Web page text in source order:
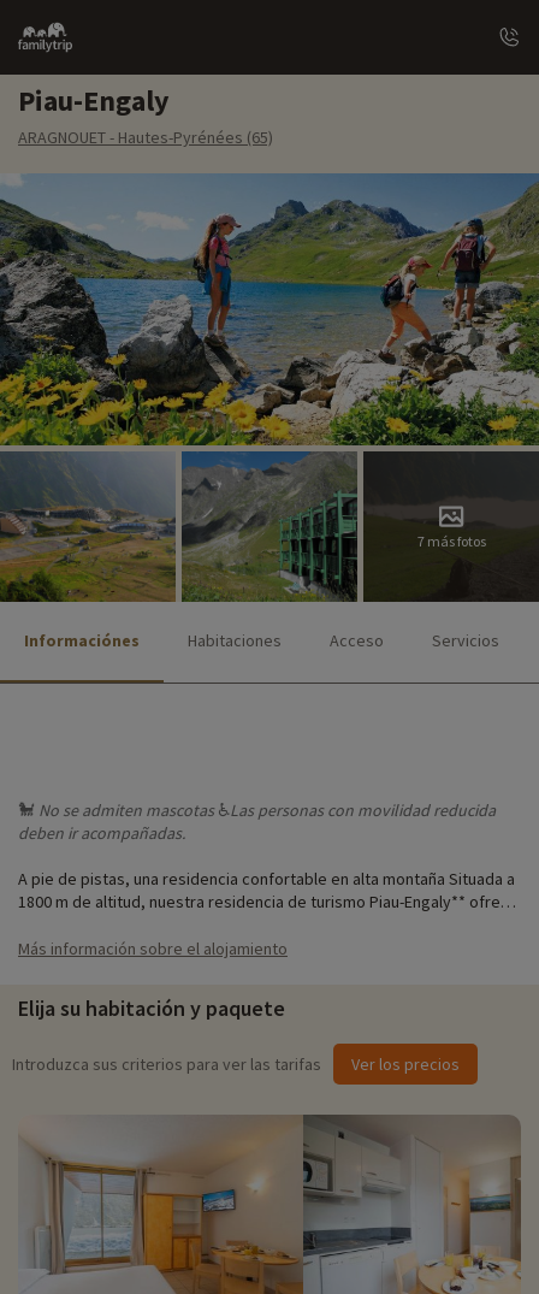
Family
trip
Piau-Engaly
ARAGNOUET - Hautes-Pyrénées (65)
7 más fotos
Informaciónes Habitaciones Acceso Servicios
🐩 No se admiten mascotas♿Las personas con movilidad reducida
deben ir acompañadas.
A pie de pistas, una residencia confortable en alta montaña Situada a
1800 m de altitud, nuestra residencia de turismo Piau-Engaly** ofrece
familia en los Altos Pirineos. Piau-Engaly es conocida como la
excelente manto de nieve natural.
Nuestra residencia turística Piau-Engaly** goza de una ubicación ideal
a pie de pistas, cerca de los remontes, las pistas para raquetas de
nieve, las zonas de freeride, los servicios y los comercios. Ofrece
libertad. Si quiere esquiar en los Pirineos, éste es sin duda el lugar al
que debe ir... ¡y reservar!
Toda la información sobre tu estación
- Estación de esquí Piau Engaly
' Estación peatonal
Más información sobre el alojamiento
Elija su habitación y paquete
Introduzca sus criterios para ver las tarifas Ver los precios